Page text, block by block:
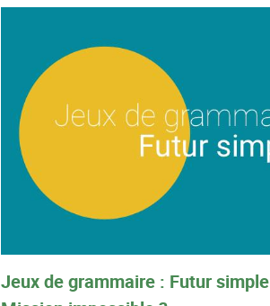
Jeux de grammaire : Futur simple